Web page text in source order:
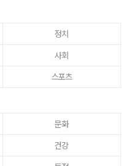
정치
사회
스포츠
문화
건강